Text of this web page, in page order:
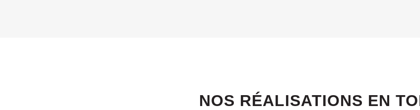
NOS RÉALISATIONS EN